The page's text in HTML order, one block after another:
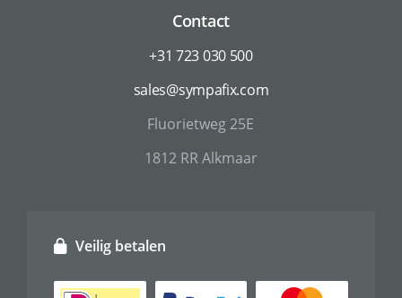
Contact
+31 723 030 500
sales@sympafix.com
Fluorietweg 25E
1812 RR Alkmaar
Veilig betalen